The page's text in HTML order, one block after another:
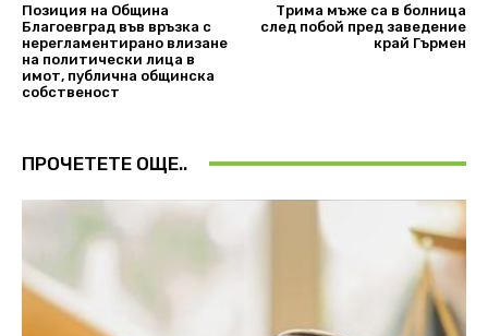
Позиция на Община
Благоевград във връзка с
нерегламентирано влизане
на политически лица в
имот, публична общинска
собственост
Трима мъже са в болница
след побой пред заведение
край Гърмен
ПРОЧЕТЕТЕ ОЩЕ..